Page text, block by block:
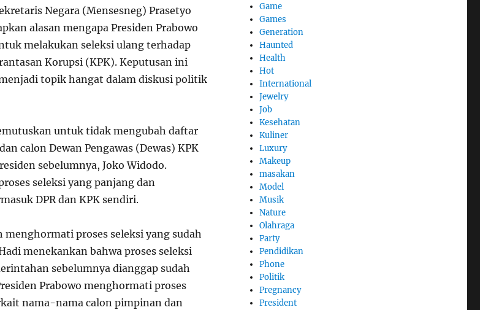
Negara (Mensesneg) Prasetyo
alasan mengapa Presiden Prabowo
melakukan seleksi ulang terhadap
Korupsi (KPK). Keputusan ini
topik hangat dalam diskusi politik
untuk tidak mengubah daftar
calon Dewan Pengawas (Dewas) KPK
sebelumnya, Joko Widodo.
seleksi yang panjang dan
DPR dan KPK sendiri.
menghormati proses seleksi yang sudah
menekankan bahwa proses seleksi
sebelumnya dianggap sudah
Prabowo menghormati proses
nama-nama calon pimpinan dan
Game
Games
Generation
Haunted
Health
Hot
International
Jewelry
Job
Kesehatan
Kuliner
Luxury
Makeup
masakan
Model
Musik
Nature
Olahraga
Party
Pendidikan
Phone
Politik
Pregnancy
President